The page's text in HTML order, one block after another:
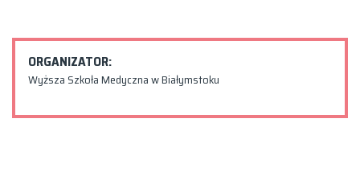
ORGANIZATOR:
Wyższa Szkoła Medyczna w Białymstoku